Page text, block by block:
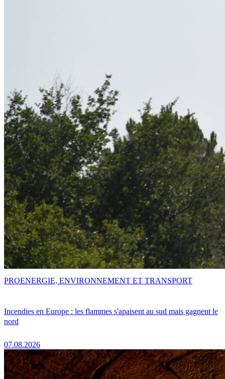
Incendies en Europe : les flammes s'apaisent au sud mais gagnent le
nord
07.08.2026
PROENERGIE, ENVIRONNEMENT ET TRANSPORT